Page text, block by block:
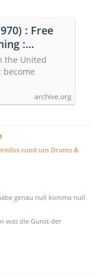
: Free
:
the United
become
archive.org
rund um Drums &
genau null komma null
was die Gunst der